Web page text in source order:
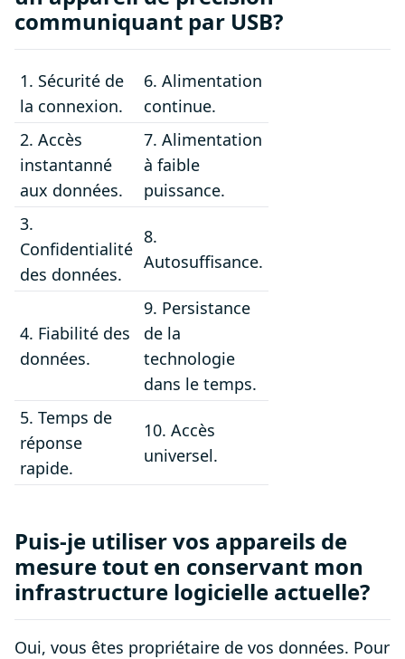
communiquant par USB?
1. Sécurité de
la connexion.
6. Alimentation
continue.
2. Accès
instantanné
aux données.
7. Alimentation
à faible
puissance.
3.
Confidentialité
des données.
8.
Autosuffisance.
4. Fiabilité des
données.
9. Persistance
de la
technologie
dans le temps.
5. Temps de
réponse
rapide.
10. Accès
universel.
Puis-je utiliser vos appareils de
mesure tout en conservant mon
infrastructure logicielle actuelle?
Oui, vous êtes propriétaire de vos données. Pour